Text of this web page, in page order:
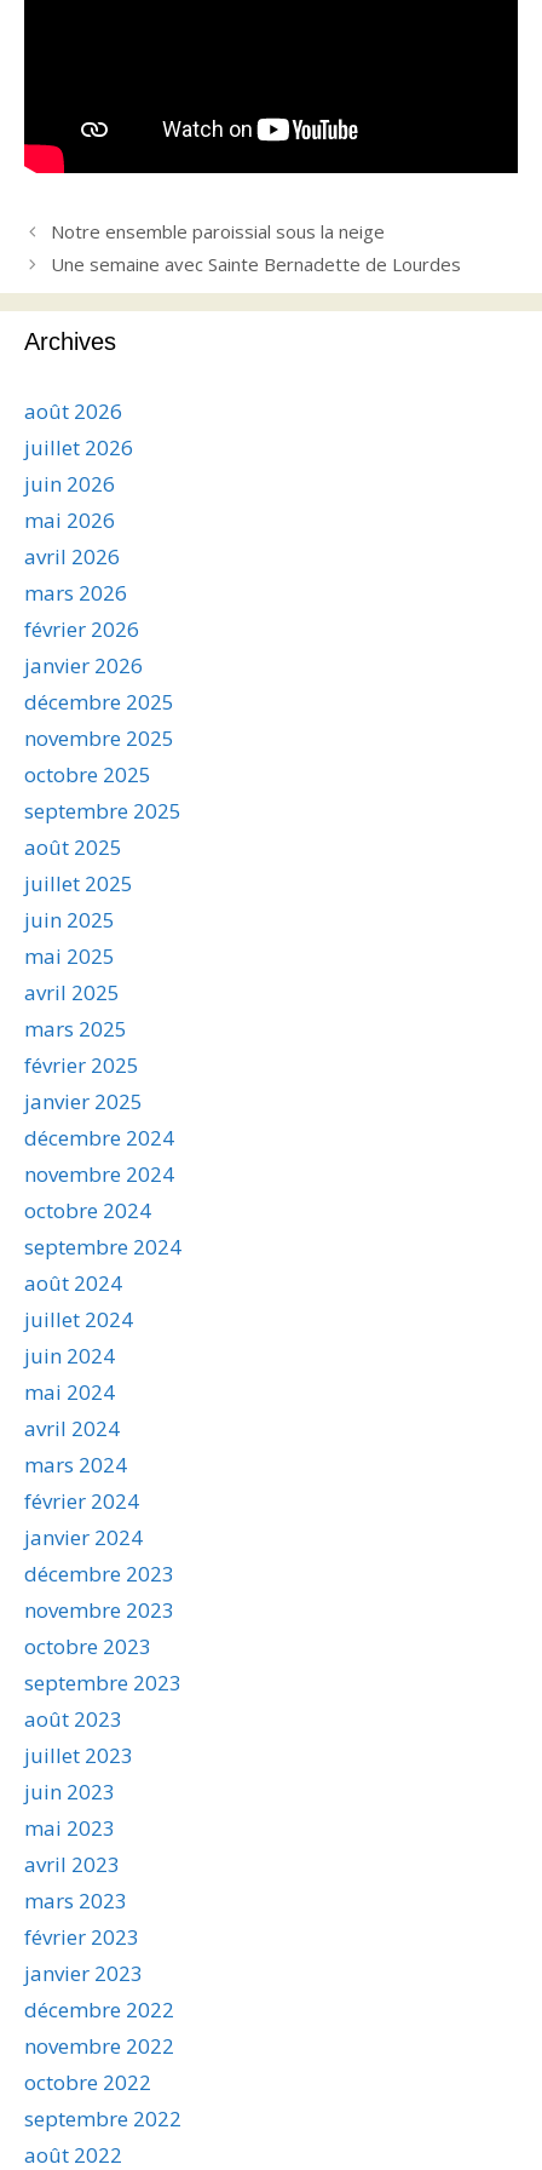
Notre ensemble paroissial sous la neige
Une semaine avec Sainte Bernadette de Lourdes
Archives
août 2026
juillet 2026
juin 2026
mai 2026
avril 2026
mars 2026
février 2026
janvier 2026
décembre 2025
novembre 2025
octobre 2025
septembre 2025
août 2025
juillet 2025
juin 2025
mai 2025
avril 2025
mars 2025
février 2025
janvier 2025
décembre 2024
novembre 2024
octobre 2024
septembre 2024
août 2024
juillet 2024
juin 2024
mai 2024
avril 2024
mars 2024
février 2024
janvier 2024
décembre 2023
novembre 2023
octobre 2023
septembre 2023
août 2023
juillet 2023
juin 2023
mai 2023
avril 2023
mars 2023
février 2023
janvier 2023
décembre 2022
novembre 2022
octobre 2022
septembre 2022
août 2022